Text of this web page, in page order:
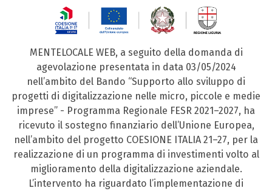
MENTELOCALE WEB, a seguito della domanda di
agevolazione presentata in data 03/05/2024
nell’ambito del Bando “Supporto allo sviluppo di
progetti di digitalizzazione nelle micro, piccole e medie
imprese” - Programma Regionale FESR 2021–2027, ha
ricevuto il sostegno finanziario dell’Unione Europea,
nell’ambito del progetto COESIONE ITALIA 21–27, per la
realizzazione di un programma di investimenti volto al
miglioramento della digitalizzazione aziendale.
L’intervento ha riguardato l’implementazione di